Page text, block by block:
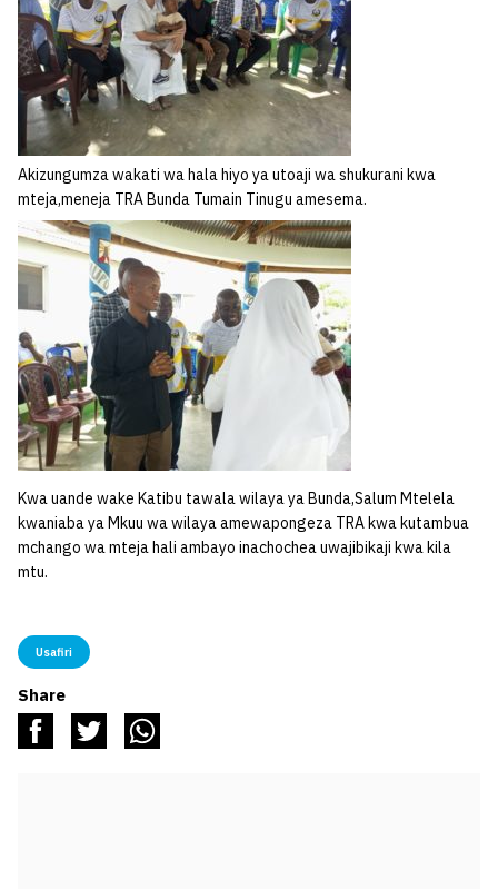
Akizungumza wakati wa hala hiyo ya utoaji wa shukurani kwa
mteja,meneja TRA Bunda Tumain Tinugu amesema.
Kwa uande wake Katibu tawala wilaya ya Bunda,Salum Mtelela
kwaniaba ya Mkuu wa wilaya amewapongeza TRA kwa kutambua
mchango wa mteja hali ambayo inachochea uwajibikaji kwa kila
mtu.
Usafiri
Share